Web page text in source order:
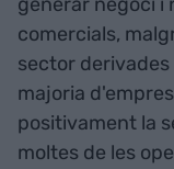
comercials,
sector
majoria
positivament la
moltes de les